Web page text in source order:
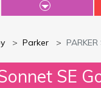
Parker
SE